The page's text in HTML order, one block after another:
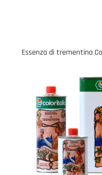
Essenza di trementina